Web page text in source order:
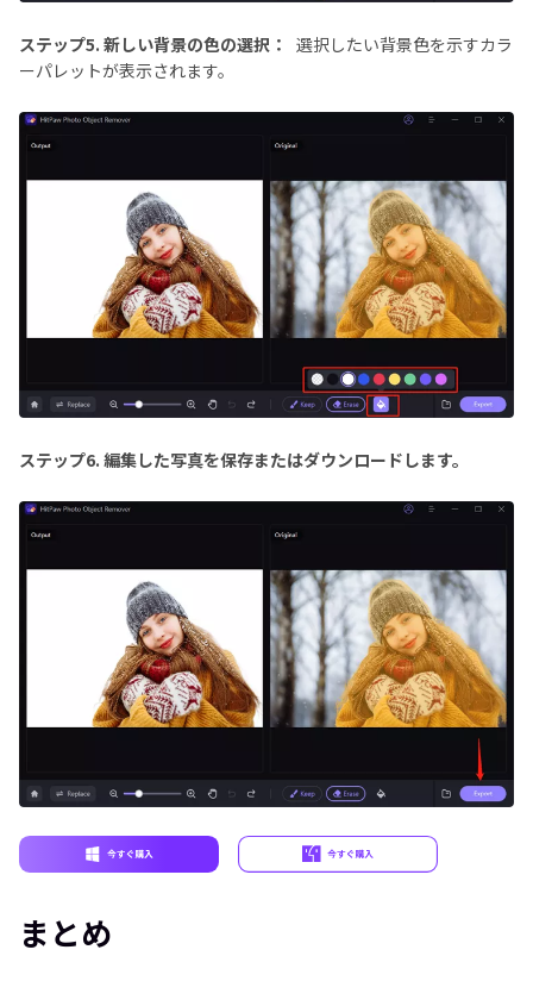
ステップ5. 新しい背景の色の選択：
選択したい背景色を示すカラ
ーパレットが表示されます。
ステップ6. 編集した写真を保存またはダウンロードします。
まとめ